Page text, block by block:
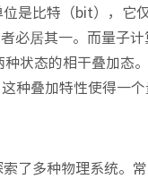
是比特（bit），它
必居其一。而量子
状态的相干叠加态
种叠加特性使得一
了多种物理系统。